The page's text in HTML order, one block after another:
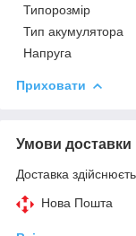
Типорозмір
Тип акумулятора
Напруга
Приховати
Умови доставки
Доставка
Нова Пошта